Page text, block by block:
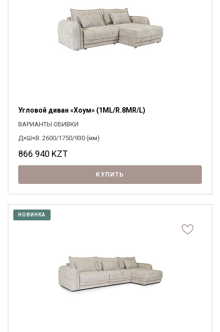
Угловой диван «Хоум» (1ML/R.8MR/L)
ВАРИАНТЫ ОБИВКИ
Д×Ш×В: 2600/1750/930 (мм)
866 940 KZT
КУПИТЬ
НОВИНКА